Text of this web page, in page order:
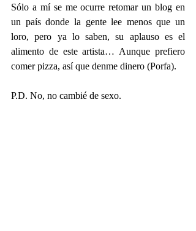
Sólo a mí se me ocurre retomar un blog en
un país donde la gente lee menos que un
loro, pero ya lo saben, su aplauso es el
alimento de este artista… Aunque prefiero
comer pizza, así que denme dinero (Porfa).
P.D. No, no cambié de sexo.